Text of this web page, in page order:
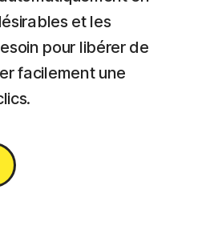
et les
pour libérer de
facilement une